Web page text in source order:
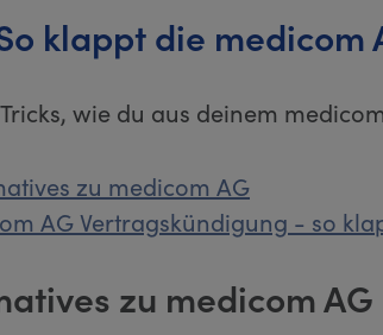
klappt die medicom
wie du aus deinem
zu medicom AG
AG Vertragskündigung - so
zu medicom AG